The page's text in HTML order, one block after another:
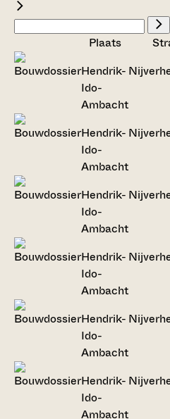
Plaats
Hendrik-
Ido-
Ambacht
Hendrik-
Ido-
Ambacht
Hendrik-
Ido-
Ambacht
Hendrik-
Ido-
Ambacht
Hendrik-
Ido-
Ambacht
Hendrik-
Ido-
Ambacht